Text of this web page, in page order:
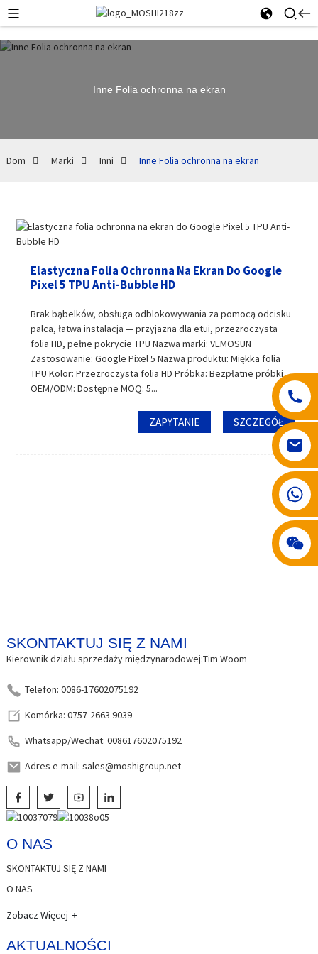
Inne Folia ochronna na ekran
Dom Marki Inni Inne Folia ochronna na ekran
Elastyczna Folia Ochronna Na Ekran Do Google
Pixel 5 TPU Anti-Bubble HD
Brak bąbelków, obsługa odblokowywania za pomocą odcisku
palca, łatwa instalacja — przyjazna dla etui, przezroczysta
folia HD, pełne pokrycie TPU Nazwa marki: VEMOSUN
Zastosowanie: Google Pixel 5 Nazwa produktu: Miękka folia
TPU Kolor: Przezroczysta folia HD Próbka: Bezpłatne próbki
OEM/ODM: Dostępne MOQ: 5...
ZAPYTANIE SZCZEGÓŁ
SKONTAKTUJ SIĘ Z NAMI
Kierownik działu sprzedaży międzynarodowej:Tim Woom
Telefon: 0086-17602075192
Komórka: 0757-2663 9039
Whatsapp/Wechat: 008617602075192
Adres e-mail: sales@moshigroup.net
O NAS
SKONTAKTUJ SIĘ Z NAMI
O NAS
Zobacz Więcej
AKTUALNOŚCI